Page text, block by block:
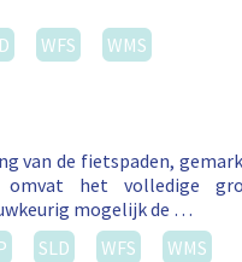
WFS WMS
van de fietspaden,
het volledige
mogelijk de …
SLD WFS WMS